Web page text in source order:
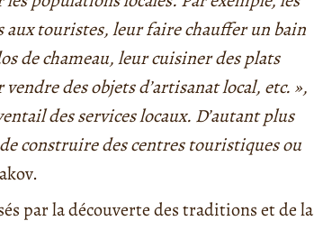
touristes, leur faire chauffer un bain
de chameau, leur cuisiner des plats
des objets d’artisanat local, etc. »,
des services locaux. D’autant plus
construire des centres touristiques ou
par la découverte des traditions et de la